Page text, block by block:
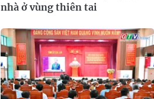
nhà ở vùng thiên tai